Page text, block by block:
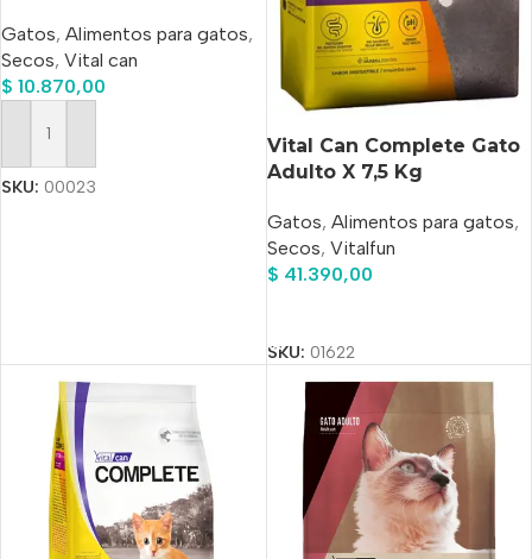
Gatos, Alimentos para gatos,
Secos, Vital can
$ 10.870,00
Añadir Al Carrito
SKU: 00023
Vital Can Complete Gato
Adulto X 7,5 Kg
Gatos, Alimentos para gatos,
Secos, Vitalfun
$ 41.390,00
SKU: 01622